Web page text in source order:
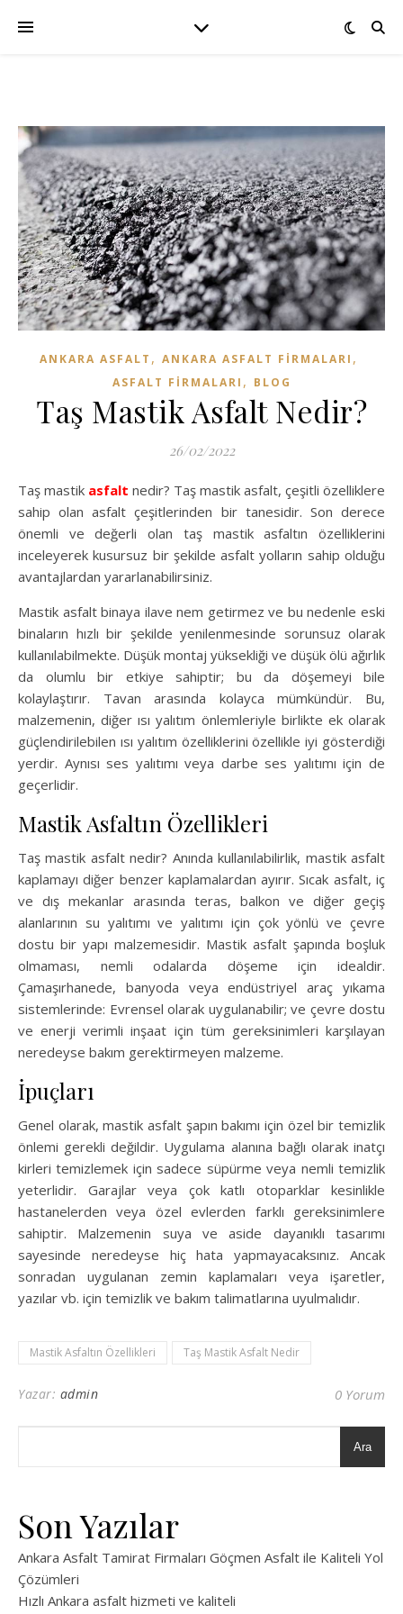
ANKARA ASFALT , ANKARA ASFALT FIRMALARI ,
ASFALT FIRMALARI , BLOG
Taş Mastik Asfalt Nedir?
26/02/2022
Taş mastik asfalt nedir? Taş mastik asfalt, çeşitli özelliklere
sahip olan asfalt çeşitlerinden bir tanesidir. Son derece
önemli ve değerli olan taş mastik asfaltın özelliklerini
inceleyerek kusursuz bir şekilde asfalt yolların sahip olduğu
avantajlardan yararlanabilirsiniz.
Mastik asfalt binaya ilave nem getirmez ve bu nedenle eski
binaların hızlı bir şekilde yenilenmesinde sorunsuz olarak
kullanılabilmekte. Düşük montaj yüksekliği ve düşük ölü ağırlık
da olumlu bir etkiye sahiptir; bu da döşemeyi bile
kolaylaştırır. Tavan arasında kolayca mümkündür. Bu,
malzemenin, diğer ısı yalıtım önlemleriyle birlikte ek olarak
güçlendirilebilen ısı yalıtım özelliklerini özellikle iyi gösterdiği
yerdir. Aynısı ses yalıtımı veya darbe ses yalıtımı için de
geçerlidir.
Mastik Asfaltın Özellikleri
Taş mastik asfalt nedir? Anında kullanılabilirlik, mastik asfalt
kaplamayı diğer benzer kaplamalardan ayırır. Sıcak asfalt, iç
ve dış mekanlar arasında teras, balkon ve diğer geçiş
alanlarının su yalıtımı ve yalıtımı için çok yönlü ve çevre
dostu bir yapı malzemesidir. Mastik asfalt şapında boşluk
olmaması, nemli odalarda döşeme için idealdir.
Çamaşırhanede, banyoda veya endüstriyel araç yıkama
sistemlerinde: Evrensel olarak uygulanabilir; ve çevre dostu
ve enerji verimli inşaat için tüm gereksinimleri karşılayan
neredeyse bakım gerektirmeyen malzeme.
İpuçları
Genel olarak, mastik asfalt şapın bakımı için özel bir temizlik
önlemi gerekli değildir. Uygulama alanına bağlı olarak inatçı
kirleri temizlemek için sadece süpürme veya nemli temizlik
yeterlidir. Garajlar veya çok katlı otoparklar kesinlikle
hastanelerden veya özel evlerden farklı gereksinimlere
sahiptir. Malzemenin suya ve aside dayanıklı tasarımı
sayesinde neredeyse hiç hata yapmayacaksınız. Ancak
sonradan uygulanan zemin kaplamaları veya işaretler,
yazılar vb. için temizlik ve bakım talimatlarına uyulmalıdır.
Mastik Asfaltın Özellikleri Taş Mastik Asfalt Nedir
Yazar: admin 0 Yorum
Ara
Son Yazılar
Ankara Asfalt Tamirat Firmaları Göçmen Asfalt ile Kaliteli Yol
Çözümleri
Hızlı Ankara asfalt hizmeti ve kaliteli